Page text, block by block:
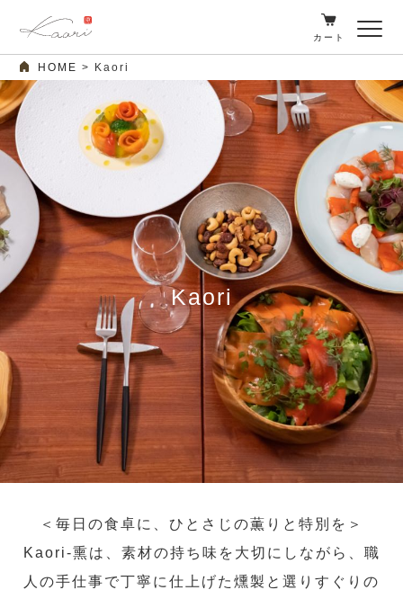
カート
HOME Kaori
Kaori
＜毎日の食卓に、ひとさじの薫りと特別を＞
Kaori-熏は、素材の持ち味を大切にしながら、職
人の手仕事で丁寧に仕上げた燻製と選りすぐりの